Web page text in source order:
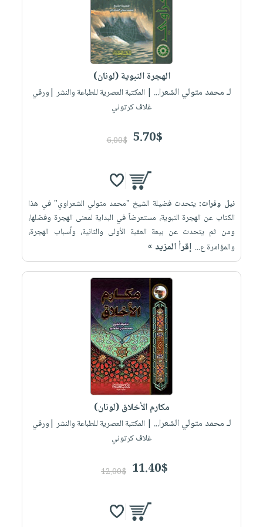
الهجرة النبوية (لونان)
لـ محمد متولي الشعرا... | المكتبة العصرية للطباعة والنشر |ورقي
غلاف كرتوني
5.70$
6.00$
نيل وفرات: يتحدث فضيلة الشيخ "محمد متولي الشعراوي" في هذا
الكتاب عن الهجرة النبوية، مستعرضاً في البداية لمعنى الهجرة وفضلها،
ومن ثم يتحدث عن بيعة العقبة الأولى والثانية، وأسباب الهجرة،
والمؤامرة ع... إقرأ المزيد »
مكارم الأخلاق (لونان)
لـ محمد متولي الشعرا... | المكتبة العصرية للطباعة والنشر |ورقي
غلاف كرتوني
11.40$
12.00$